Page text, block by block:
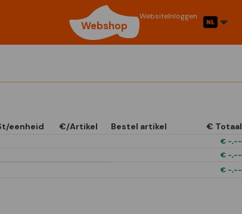
Webshop
WebsiteInloggen
eenheid €/Artikel Bestel artikel € Totaal
€ -,--
€ -,--
€ -,--